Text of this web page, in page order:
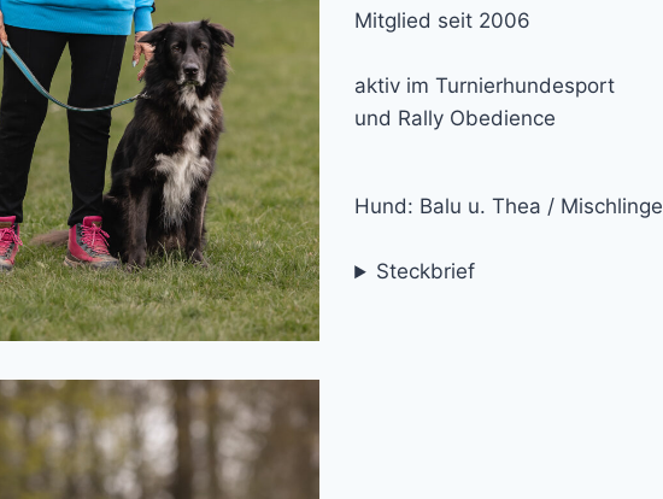
Mitglied seit 2006
aktiv im Turnierhundesport
und Rally Obedience
Hund: Balu u. Thea / Mischlinge
Steckbrief